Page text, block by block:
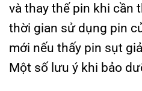
và thay thế pin khi cần
thời gian sử dụng pin
mới nếu thấy pin sụt
Một số lưu ý khi bảo